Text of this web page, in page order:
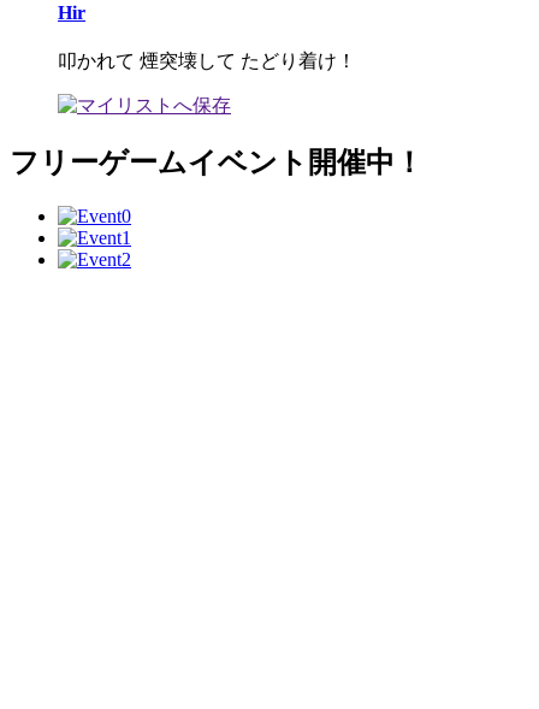
Hir
叩かれて 煙突壊して たどり着け！
フリーゲームイベント開催中！